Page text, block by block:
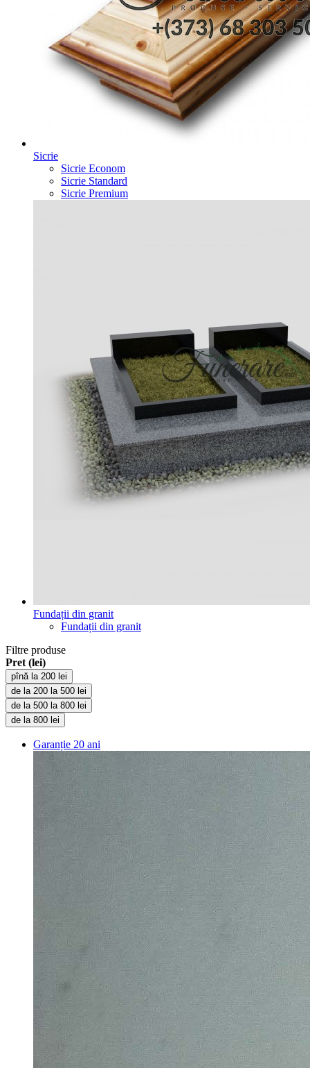
Sicrie
Sicrie Econom
Sicrie Standard
Sicrie Premium
Fundații din granit
Fundații din granit
Filtre produse
Pret (lei)
pînă la 200 lei
de la 200 la 500 lei
de la 500 la 800 lei
de la 800 lei
Garanție 20 ani